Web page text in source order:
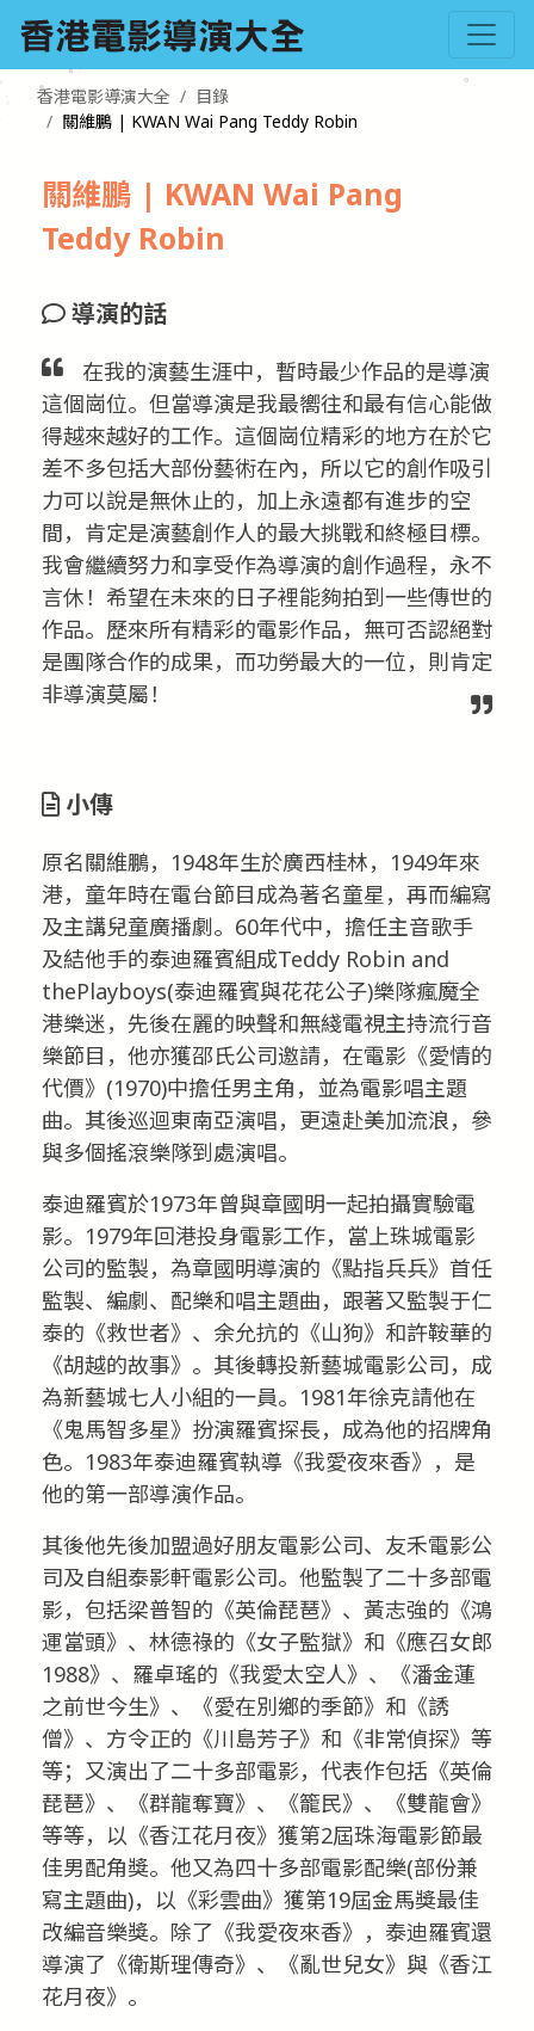
香港電影導演大全
目錄
關維鵬 | KWAN Wai Pang Teddy Robin
關維鵬 | KWAN Wai Pang
Teddy Robin
導演的話
在我的演藝生涯中，暫時最少作品的是導演
這個崗位。但當導演是我最嚮往和最有信心能做
得越來越好的工作。這個崗位精彩的地方在於它
差不多包括大部份藝術在內，所以它的創作吸引
力可以說是無休止的，加上永遠都有進步的空
間，肯定是演藝創作人的最大挑戰和終極目標。
我會繼續努力和享受作為導演的創作過程，永不
言休！希望在未來的日子裡能夠拍到一些傳世的
作品。歷來所有精彩的電影作品，無可否認絕對
是團隊合作的成果，而功勞最大的一位，則肯定
非導演莫屬！
小傳
原名關維鵬，1948年生於廣西桂林，1949年來
港，童年時在電台節目成為著名童星，再而編寫
及主講兒童廣播劇。60年代中，擔任主音歌手
及結他手的泰迪羅賓組成Teddy Robin and
thePlayboys(泰迪羅賓與花花公子)樂隊瘋魔全
港樂迷，先後在麗的映聲和無綫電視主持流行音
樂節目，他亦獲邵氏公司邀請，在電影《愛情的
代價》(1970)中擔任男主角，並為電影唱主題
曲。其後巡迴東南亞演唱，更遠赴美加流浪，參
與多個搖滾樂隊到處演唱。
泰迪羅賓於1973年曾與章國明一起拍攝實驗電
影。1979年回港投身電影工作，當上珠城電影
公司的監製，為章國明導演的《點指兵兵》首任
監製、編劇、配樂和唱主題曲，跟著又監製于仁
泰的《救世者》、余允抗的《山狗》和許鞍華的
《胡越的故事》。其後轉投新藝城電影公司，成
為新藝城七人小組的一員。1981年徐克請他在
《鬼馬智多星》扮演羅賓探長，成為他的招牌角
色。1983年泰迪羅賓執導《我愛夜來香》，是
他的第一部導演作品。
其後他先後加盟過好朋友電影公司、友禾電影公
司及自組泰影軒電影公司。他監製了二十多部電
影，包括梁普智的《英倫琵琶》、黃志強的《鴻
運當頭》、林德祿的《女子監獄》和《應召女郎
1988》、羅卓瑤的《我愛太空人》、《潘金蓮
之前世今生》、《愛在別鄉的季節》和《誘
僧》、方令正的《川島芳子》和《非常偵探》等
等；又演出了二十多部電影，代表作包括《英倫
琵琶》、《群龍奪寶》、《籠民》、《雙龍會》
等等，以《香江花月夜》獲第2屆珠海電影節最
佳男配角獎。他又為四十多部電影配樂(部份兼
寫主題曲)，以《彩雲曲》獲第19屆金馬獎最佳
改編音樂獎。除了《我愛夜來香》，泰迪羅賓還
導演了《衛斯理傳奇》、《亂世兒女》與《香江
花月夜》。